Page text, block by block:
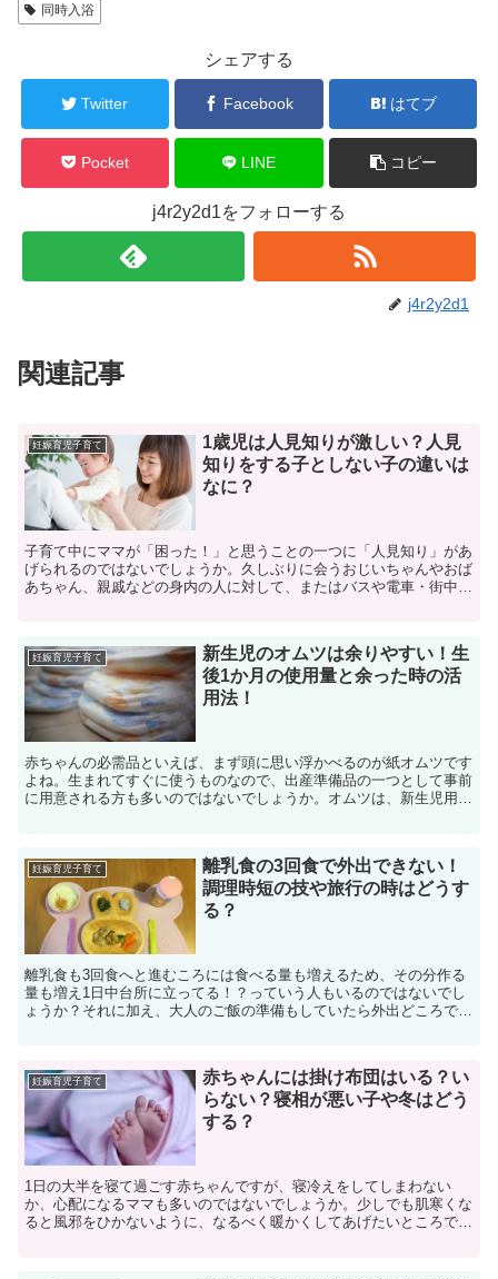
同時入浴
シェアする
Twitter Facebook はてブ
Pocket LINE コピー
j4r2y2d1をフォローする
j4r2y2d1
関連記事
妊娠育児子育て
1歳児は人見知りが激しい？人見
知りをする子としない子の違いは
なに？
子育て中にママが「困った！」と思うことの一つに「人見知り」があ
げられるのではないでしょうか。久しぶりに会うおじいちゃんやおば
あちゃん、親戚などの身内の人に対して、またはバスや電車・街中で
妊娠育児子育て
新生児のオムツは余りやすい！生
後1か月の使用量と余った時の活
用法！
赤ちゃんの必需品といえば、まず頭に思い浮かべるのが紙オムツです
よね。生まれてすぐに使うものなので、出産準備品の一つとして事前
に用意される方も多いのではないでしょうか。オムツは、新生児用か
妊娠育児子育て
離乳食の3回食で外出できない！
調理時短の技や旅行の時はどうす
る？
離乳食も3回食へと進むころには食べる量も増えるため、その分作る
量も増え1日中台所に立ってる！？っていう人もいるのではないでし
ょうか？それに加え、大人のご飯の準備もしていたら外出どころでは
妊娠育児子育て
赤ちゃんには掛け布団はいる？い
らない？寝相が悪い子や冬はどう
する？
1日の大半を寝て過ごす赤ちゃんですが、寝冷えをしてしまわない
か、心配になるママも多いのではないでしょうか。少しでも肌寒くな
ると風邪をひかないように、なるべく暖かくしてあげたいところでは